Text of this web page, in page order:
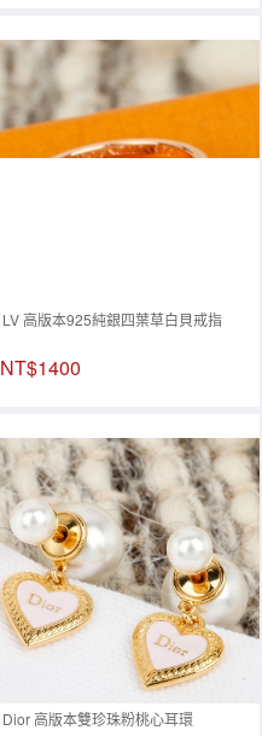
LV 高版本925純銀四葉草白貝戒指
NT$1400
Dior 高版本雙珍珠粉桃心耳環